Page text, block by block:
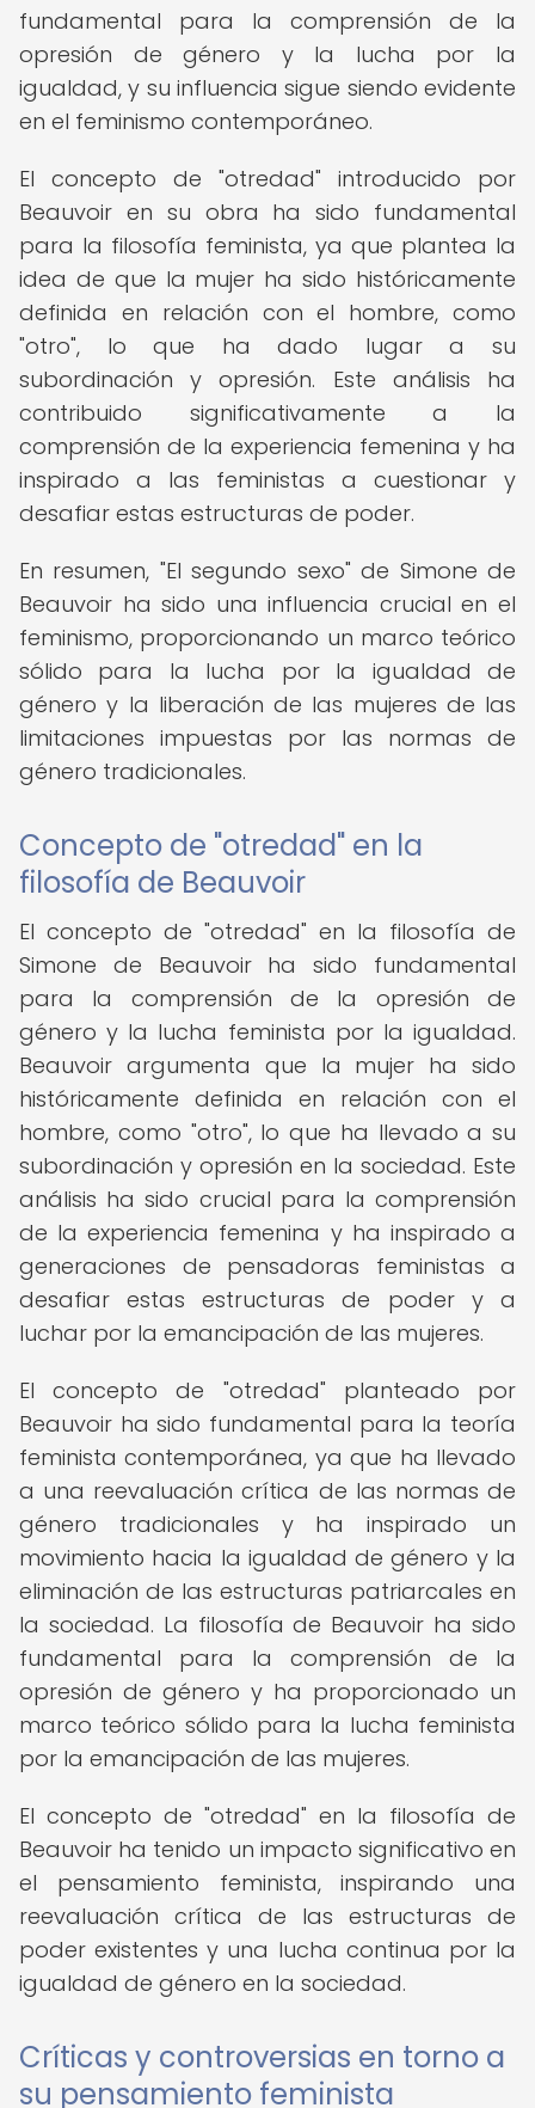
fundamental para la comprensión de la
opresión de género y la lucha por la
igualdad, y su influencia sigue siendo evidente
en el feminismo contemporáneo.
El concepto de "otredad" introducido por
Beauvoir en su obra ha sido fundamental
para la filosofía feminista, ya que plantea la
idea de que la mujer ha sido históricamente
definida en relación con el hombre, como
"otro", lo que ha dado lugar a su
subordinación y opresión. Este análisis ha
contribuido significativamente a la
comprensión de la experiencia femenina y ha
inspirado a las feministas a cuestionar y
desafiar estas estructuras de poder.
En resumen, "El segundo sexo" de Simone de
Beauvoir ha sido una influencia crucial en el
feminismo, proporcionando un marco teórico
sólido para la lucha por la igualdad de
género y la liberación de las mujeres de las
limitaciones impuestas por las normas de
género tradicionales.
Concepto de "otredad" en la
filosofía de Beauvoir
El concepto de "otredad" en la filosofía de
Simone de Beauvoir ha sido fundamental
para la comprensión de la opresión de
género y la lucha feminista por la igualdad.
Beauvoir argumenta que la mujer ha sido
históricamente definida en relación con el
hombre, como "otro", lo que ha llevado a su
subordinación y opresión en la sociedad. Este
análisis ha sido crucial para la comprensión
de la experiencia femenina y ha inspirado a
generaciones de pensadoras feministas a
desafiar estas estructuras de poder y a
luchar por la emancipación de las mujeres.
El concepto de "otredad" planteado por
Beauvoir ha sido fundamental para la teoría
feminista contemporánea, ya que ha llevado
a una reevaluación crítica de las normas de
género tradicionales y ha inspirado un
movimiento hacia la igualdad de género y la
eliminación de las estructuras patriarcales en
la sociedad. La filosofía de Beauvoir ha sido
fundamental para la comprensión de la
opresión de género y ha proporcionado un
marco teórico sólido para la lucha feminista
por la emancipación de las mujeres.
El concepto de "otredad" en la filosofía de
Beauvoir ha tenido un impacto significativo en
el pensamiento feminista, inspirando una
reevaluación crítica de las estructuras de
poder existentes y una lucha continua por la
igualdad de género en la sociedad.
Críticas y controversias en torno a
su pensamiento feminista